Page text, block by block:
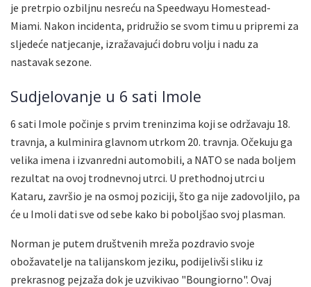
je pretrpio ozbiljnu nesreću na Speedwayu Homestead-
Miami. Nakon incidenta, pridružio se svom timu u pripremi za
sljedeće natjecanje, izražavajući dobru volju i nadu za
nastavak sezone.
Sudjelovanje u 6 sati Imole
6 sati Imole počinje s prvim treninzima koji se održavaju 18.
travnja, a kulminira glavnom utrkom 20. travnja. Očekuju ga
velika imena i izvanredni automobili, a NATO se nada boljem
rezultat na ovoj trodnevnoj utrci. U prethodnoj utrci u
Kataru, završio je na osmoj poziciji, što ga nije zadovoljilo, pa
će u Imoli dati sve od sebe kako bi poboljšao svoj plasman.
Norman je putem društvenih mreža pozdravio svoje
obožavatelje na talijanskom jeziku, podijelivši sliku iz
prekrasnog pejzaža dok je uzvikivao "Boungiorno". Ovaj